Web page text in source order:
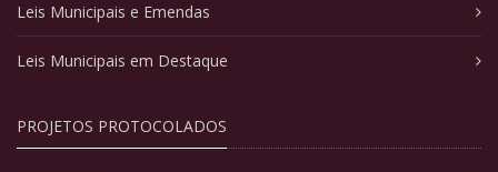
Leis Municipais e Emendas
Leis Municipais em Destaque
PROJETOS PROTOCOLADOS